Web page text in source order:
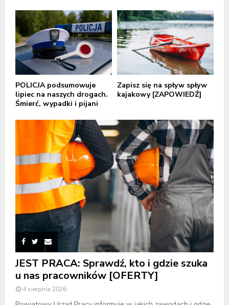
POLICJA podsumowuje
lipiec na naszych drogach.
Śmierć, wypadki i pijani
Zapisz się na spływ spływ
kajakowy [ZAPOWIEDŹ]
JEST PRACA: Sprawdź, kto i gdzie szuka
u nas pracowników [OFERTY]
4 sierpnia 2026